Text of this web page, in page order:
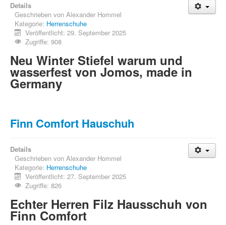
Details
Geschrieben von Alexander Hommel
Kategorie: Herrenschuhe
Veröffentlicht: 29. September 2025
Zugriffe: 908
Neu Winter Stiefel warum und
wasserfest von Jomos, made in
Germany
Finn Comfort Hauschuh
Details
Geschrieben von Alexander Hommel
Kategorie: Herrenschuhe
Veröffentlicht: 27. September 2025
Zugriffe: 826
Echter Herren Filz Hausschuh von
Finn Comfort